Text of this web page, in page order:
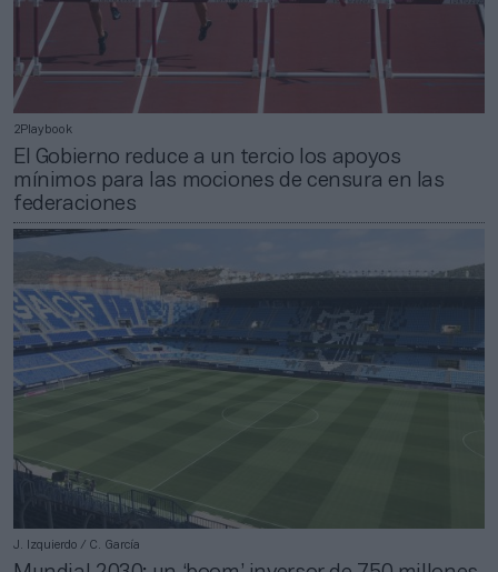
2Playbook
El Gobierno reduce a un tercio los apoyos
mínimos para las mociones de censura en las
federaciones
J. Izquierdo / C. García